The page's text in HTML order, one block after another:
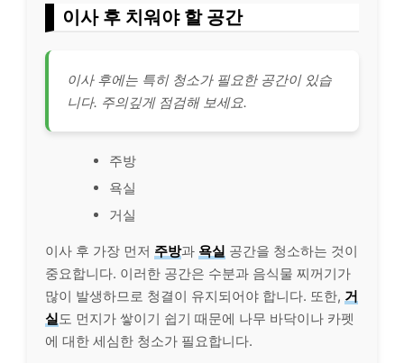
이사 후 치워야 할 공간
이사 후에는 특히 청소가 필요한 공간이 있습
니다. 주의깊게 점검해 보세요.
주방
욕실
거실
이사 후 가장 먼저 주방과 욕실 공간을 청소하는 것이
중요합니다. 이러한 공간은 수분과 음식물 찌꺼기가
많이 발생하므로 청결이 유지되어야 합니다. 또한, 거
실도 먼지가 쌓이기 쉽기 때문에 나무 바닥이나 카펫
에 대한 세심한 청소가 필요합니다.